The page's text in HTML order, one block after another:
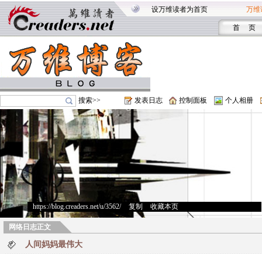
设万维读者为首页 万维
首 页
搜索>> 发表日志 控制面板 个人相册
https://blog.creaders.net/u/3562/> 复制 收藏本页
网络日志正文
人间妈妈最伟大